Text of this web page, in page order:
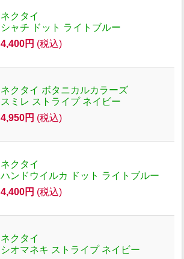
ネクタイ
シャチ ドット ライトブルー
4,400円 (税込)
ネクタイ ボタニカルカラーズ
スミレ ストライプ ネイビー
4,950円 (税込)
ネクタイ
ハンドウイルカ ドット ライトブルー
4,400円 (税込)
ネクタイ
シオマネキ ストライプ ネイビー